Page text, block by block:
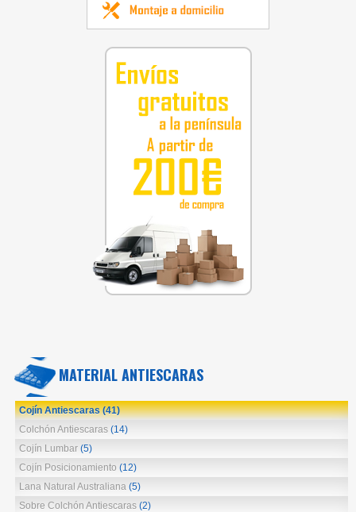
MATERIAL ANTIESCARAS
Cojín Antiescaras(41)
Colchón Antiescaras (14)
Cojín Lumbar (5)
Cojín Posicionamiento (12)
Lana Natural Australiana (5)
Sobre Colchón Antiescaras (2)